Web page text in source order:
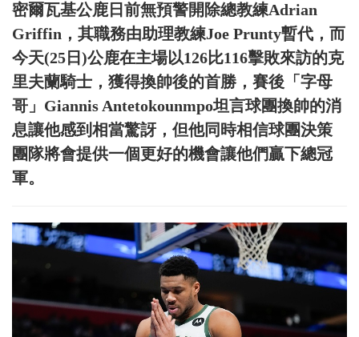
密爾瓦基公鹿日前無預警開除總教練Adrian
Griffin，其職務由助理教練Joe Prunty暫代，而
今天(25日)公鹿在主場以126比116擊敗來訪的克
里夫蘭騎士，獲得換帥後的首勝，賽後「字母
哥」Giannis Antetokounmpo坦言球團換帥的消
息讓他感到相當驚訝，但他同時相信球團決策
團隊將會提供一個更好的機會讓他們贏下總冠
軍。